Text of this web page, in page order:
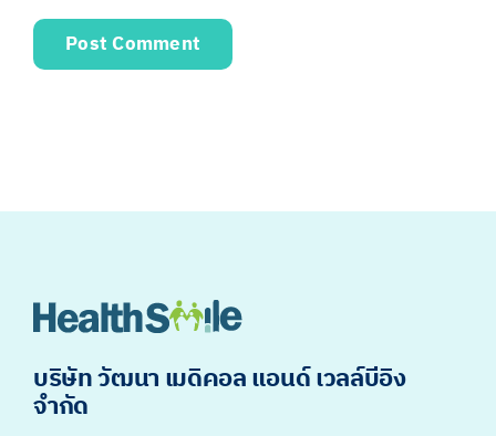
บริษัท วัฒนา เมดิคอล แอนด์ เวลล์บีอิง
จำกัด